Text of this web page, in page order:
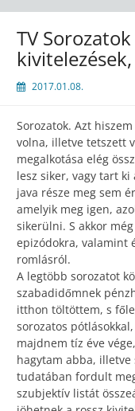
TV
2017.01.08.
Sorozatok. Azt
volna, illetve tetszett
megalkotása elég
lesz siker, vagy tart ki
java része meg sem
amelyik meg igen,
sikerülni. S akkor
epizódokra, valamint
romlásról.
A legtöbb sorozatot
szabadidőmnek
itthon töltöttem, s
sorozatos
majdnem tíz éve
hagytam abba, illetve
tudatában fordult
szubjektív listát